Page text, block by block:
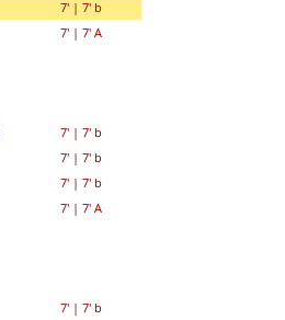
7'| 7' b
7'| 7' A
7'| 7' b
7'| 7' b
7'| 7' b
7'| 7' A
7'| 7' b